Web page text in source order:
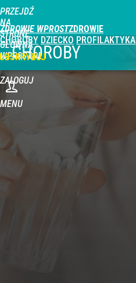
PRZEJDŹ
NA
STRONĘ
GŁÓWNĄ
WPROST.PL
ZDROWIE WPROST
CHOROBY DZIECKO PROFILAKTYKA
ZALOGUJ
MENU
CHOROBY